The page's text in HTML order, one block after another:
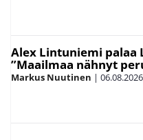
Alex Lintuniemi palaa
”Maailmaa nähnyt
Markus Nuutinen | 06.08.2026